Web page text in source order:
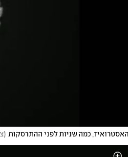
האסטרואיד, כמה שניות לפני ההתרסקות (